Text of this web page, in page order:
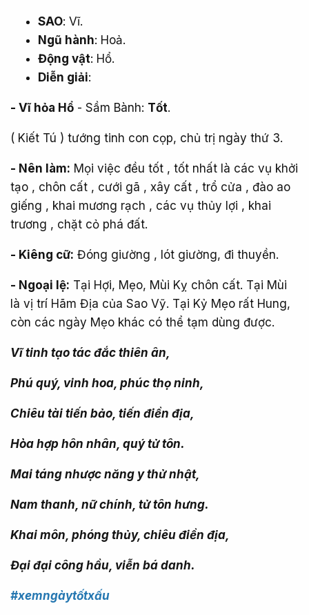
SAO: Vĩ.
Ngũ hành: Hoả.
Động vật: Hổ.
Diễn giải:
- Vĩ hỏa Hổ - Sầm Bành: Tốt.
( Kiết Tú ) tướng tinh con cọp, chủ trị ngày thứ 3.
- Nên làm: Mọi việc đều tốt , tốt nhất là các vụ khởi
tạo , chôn cất , cưới gã , xây cất , trổ cửa , đào ao
giếng , khai mương rạch , các vụ thủy lợi , khai
trương , chặt cỏ phá đất.
- Kiêng cữ: Đóng giường , lót giường, đi thuyền.
- Ngoại lệ: Tại Hợi, Mẹo, Mùi Kỵ chôn cất. Tại Mùi
là vị trí Hãm Địa của Sao Vỹ. Tại Kỷ Mẹo rất Hung,
còn các ngày Mẹo khác có thể tạm dùng được.
Vĩ tinh tạo tác đắc thiên ân,
Phú quý, vinh hoa, phúc thọ ninh,
Chiêu tài tiến bảo, tiến điền địa,
Hòa hợp hôn nhân, quý tử tôn.
Mai táng nhược năng y thử nhật,
Nam thanh, nữ chính, tử tôn hưng.
Khai môn, phóng thủy, chiêu điền địa,
Đại đại công hầu, viễn bá danh.
#xemngàytốtxấu